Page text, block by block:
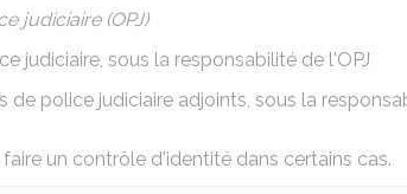
judiciaire (OPJ)
judiciaire, sous la responsabilité de l'OPJ
de police judiciaire adjoints, sous la
un contrôle d'identité dans certains cas.